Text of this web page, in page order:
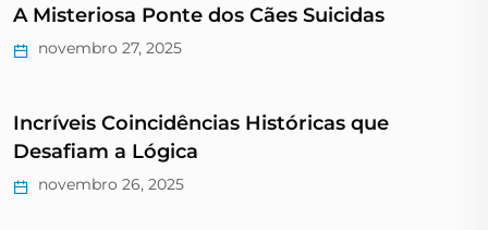
A Misteriosa Ponte dos Cães Suicidas
novembro 27, 2025
Incríveis Coincidências Históricas que
Desafiam a Lógica
novembro 26, 2025